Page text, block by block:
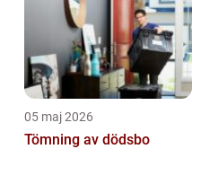
05 maj 2026
Tömning av dödsbo